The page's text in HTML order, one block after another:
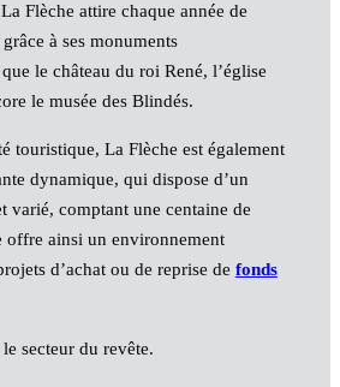
Flèche attire chaque année de
à ses monuments
le château du roi René, l’église
le musée des Blindés.
touristique, La Flèche est également
dynamique, qui dispose d’un
varié, comptant une centaine de
offre ainsi un environnement
d’achat ou de reprise de fonds
secteur du revête.